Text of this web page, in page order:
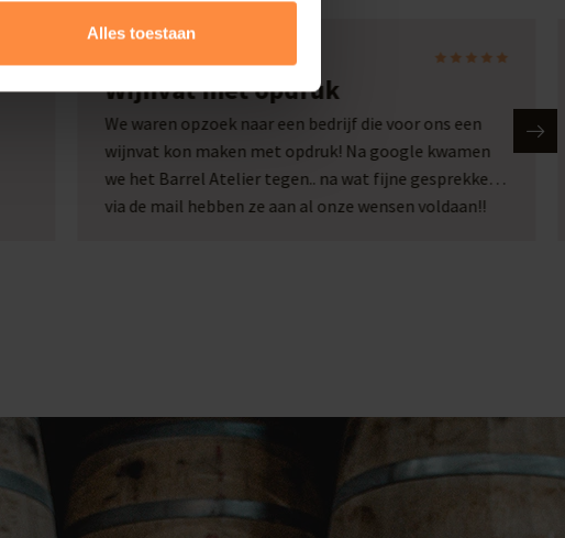
Alles toestaan
Wijnvat met opdruk
We waren opzoek naar een bedrijf die voor ons een
wijnvat kon maken met opdruk! Na google kwamen
we het Barrel Atelier tegen.. na wat fijne gesprekken
via de mail hebben ze aan al onze wensen voldaan!!